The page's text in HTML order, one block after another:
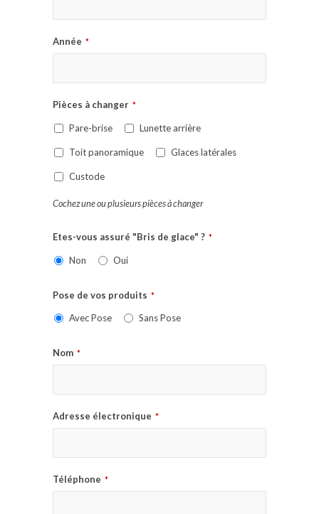
Année *
Pièces à changer *
Pare-brise Lunette arrière
Toit panoramique Glaces latérales
Custode
Cochez une ou plusieurs pièces à changer
Etes-vous assuré "Bris de glace" ? *
Non Oui
Pose de vos produits *
Avec Pose Sans Pose
Nom *
Adresse électronique *
Téléphone *